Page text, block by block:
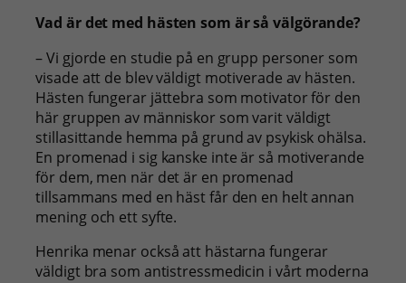
Vad är det med hästen som är så välgörande?
– Vi gjorde en studie på en grupp personer som
visade att de blev väldigt motiverade av hästen.
Hästen fungerar jättebra som motivator för den
här gruppen av människor som varit väldigt
stillasittande hemma på grund av psykisk ohälsa.
En promenad i sig kanske inte är så motiverande
för dem, men när det är en promenad
tillsammans med en häst får den en helt annan
mening och ett syfte.
Henrika menar också att hästarna fungerar
väldigt bra som antistressmedicin i vårt moderna